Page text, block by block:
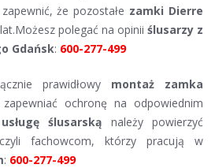
że pozostałe zamki Dierre
polegać na opinii ślusarzy z
Gdańsk: 600-277-499
prawidłowy montaż zamka
ochronę na odpowiednim
usługę ślusarską należy powierzyć
fachowcom, którzy pracują w
: 600-277-499